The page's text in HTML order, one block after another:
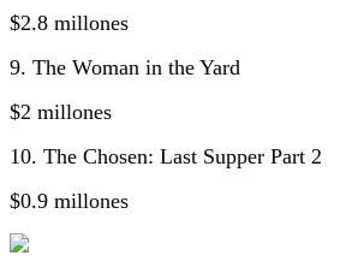
$2.8 millones
9. The Woman in the Yard
$2 millones
10. The Chosen: Last Supper Part 2
$0.9 millones